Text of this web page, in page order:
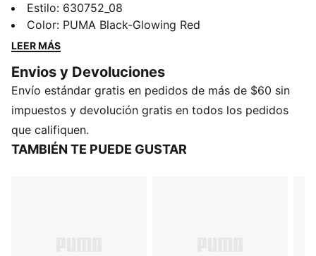
holgado de básquet. Con la marca LaMelo Ball y un
práctico bolsillo, es perfecto para todas tus
aventuras. La capucha con cordones asegura
prenda favorita para estilo sin esfuerzo.
CARACTERÍSTICAS Y BENEFICIOS
Producto fabricado con al menos un 50% de
materiales reciclados
DETALLES
Estilo: 630752_08
Color: PUMA Black-Glowing Red
LEER MÁS
Envios y Devoluciones
Envío estándar gratis en pedidos de más de $60 sin
impuestos y devolución gratis en todos los pedidos
que califiquen.
TAMBIÉN TE PUEDE GUSTAR